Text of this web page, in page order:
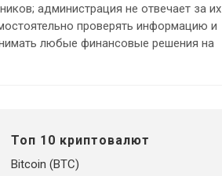
администрация не отвечает за их
проверять информацию и
любые финансовые решения на
Топ 10 криптовалют
Bitcoin (BTC)